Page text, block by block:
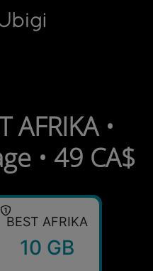
Fußzeile
AFRIKA •
• 49 CA$
BEST AFRIKA
10 GB